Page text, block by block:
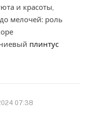
и красоты,
мелочей: роль
плинтус
07:38